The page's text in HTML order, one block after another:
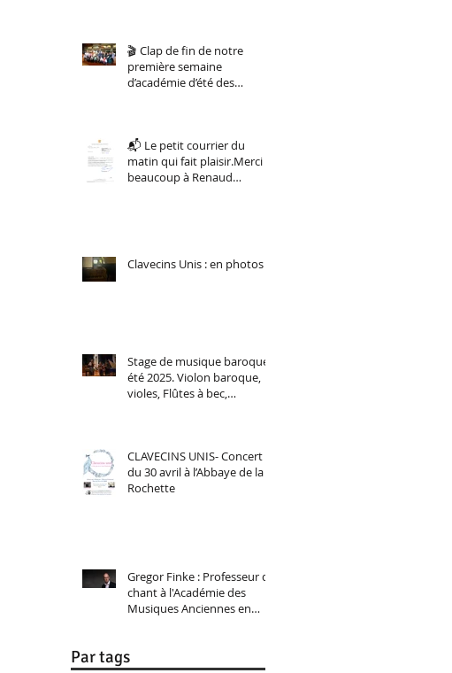
🎬 Clap de fin de notre
première semaine
d’académie d’été des
📬 Le petit courrier du
matin qui fait plaisir.Merci
beaucoup à Renaud
Clavecins Unis : en photos
Stage de musique baroque,
été 2025. Violon baroque,
violes, Flûtes à bec,
CLAVECINS UNIS- Concert
du 30 avril à l’Abbaye de la
Rochette
Gregor Finke : Professeur de
chant à l'Académie des
Musiques Anciennes en
Par tags